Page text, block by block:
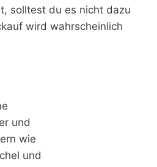
solltest du es nicht dazu
wird wahrscheinlich
und
wie
und